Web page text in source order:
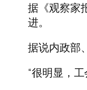
据《观察家
进。
据说内政部
“很明显，